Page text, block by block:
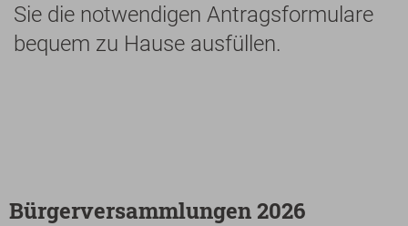
Sie die notwendigen Antragsformulare
bequem zu Hause ausfüllen.
Bürgerversammlungen 2026